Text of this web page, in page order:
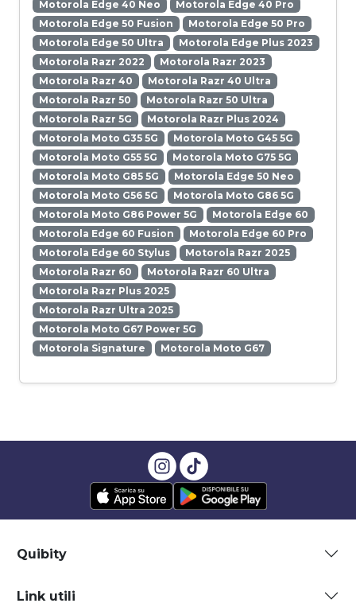
Motorola Edge 40 Neo
Motorola Edge 40 Pro
Motorola Edge 50 Fusion
Motorola Edge 50 Pro
Motorola Edge 50 Ultra
Motorola Edge Plus 2023
Motorola Razr 2022
Motorola Razr 2023
Motorola Razr 40
Motorola Razr 40 Ultra
Motorola Razr 50
Motorola Razr 50 Ultra
Motorola Razr 5G
Motorola Razr Plus 2024
Motorola Moto G35 5G
Motorola Moto G45 5G
Motorola Moto G55 5G
Motorola Moto G75 5G
Motorola Moto G85 5G
Motorola Edge 50 Neo
Motorola Moto G56 5G
Motorola Moto G86 5G
Motorola Moto G86 Power 5G
Motorola Edge 60
Motorola Edge 60 Fusion
Motorola Edge 60 Pro
Motorola Edge 60 Stylus
Motorola Razr 2025
Motorola Razr 60
Motorola Razr 60 Ultra
Motorola Razr Plus 2025
Motorola Razr Ultra 2025
Motorola Moto G67 Power 5G
Motorola Signature
Motorola Moto G67
Quibity
Link utili